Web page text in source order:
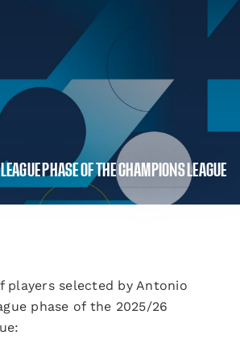
PHASE OF THE CHAMPIONS LEAGUE
players selected by Antonio
phase of the 2025/26